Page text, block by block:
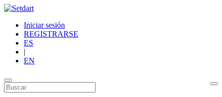
Iniciar sesión
REGISTRARSE
ES
|
EN